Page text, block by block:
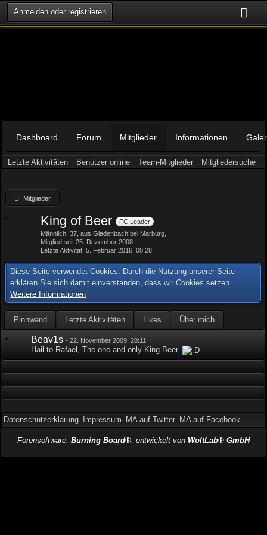
Anmelden oder registrieren
Dashboard Forum Mitglieder Informationen
Letzte Aktivitäten Benutzer online Team-Mitglieder Mitgliedersuche
Mitglieder
King of Beer FC Leader
Männlich 37 aus Gladenbach bei Marburg
Mitglied seit 25. Dezember 2008
Letzte Aktivität 5. Februar 2016, 00:28
Diese Seite verwendet Cookies. Durch die Nutzung unserer Seite
erklären Sie sich damit einverstanden, dass wir Cookies setzen.
Weitere Informationen
Pinnwand Letzte Aktivitäten Likes Über mich
Beav1s -22. November 2009, 20:11
Hail to Rafael, The one and only King Beer.
Datenschutzerklärung Impressum MA auf Twitter MA auf Facebook
Forensoftware: Burning Board®, entwickelt von WoltLab® GmbH